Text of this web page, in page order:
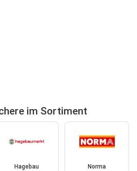
im Sortiment
Hagebau Norma